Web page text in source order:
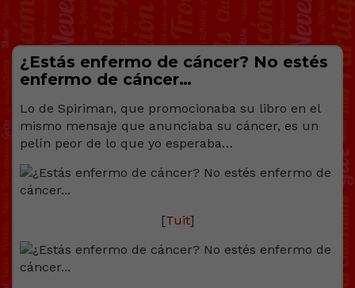
¿Estás enfermo de cáncer? No estés
enfermo de cáncer…
Lo de Spiriman, que promocionaba su libro en el
mismo mensaje que anunciaba su cáncer, es un
pelín peor de lo que yo esperaba…
[Tuit]